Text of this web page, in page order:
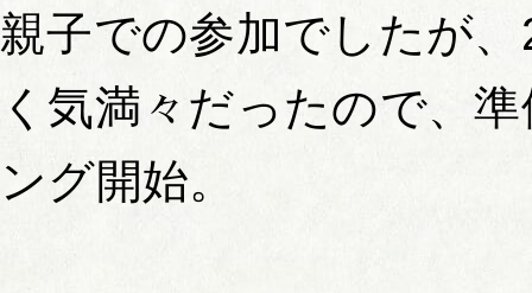
親子での参加でしたが
く気満々だったので、
ング開始。